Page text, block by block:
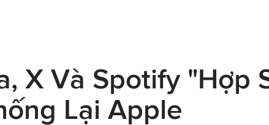
X Và Spotify "Hợp
Lại Apple